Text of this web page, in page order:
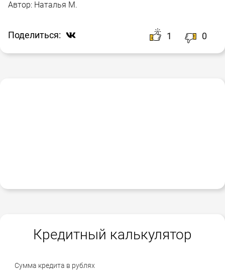
Автор: Наталья М.
Поделиться: 1 0
Кредитный калькулятор
Сумма кредита в рублях